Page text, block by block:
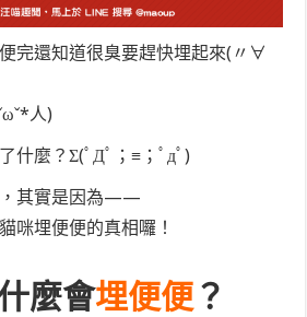
完還知道很臭要趕快埋起來(〃∀
人)
什麼？Σ(ﾟДﾟ；≡；ﾟдﾟ)
，其實是因為——
咪埋便便的真相囉！
麼會埋便便？